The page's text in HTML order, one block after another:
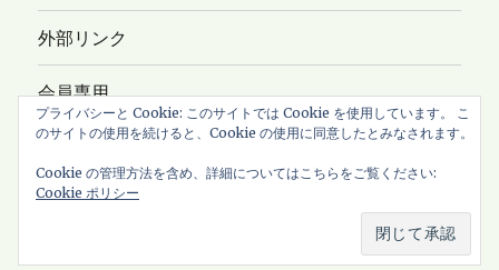
ー
開
外部リンク
会員専用
サイトマップ
新ハイキングクラブ・横浜支部All Rights
プライバシーと Cookie: このサイトでは Cookie を使用しています。 こ
のサイトの使用を続けると、Cookie の使用に同意したとみなされます。
Cookie の管理方法を含め、詳細についてはこちらをご覧ください:
Cookie ポリシー